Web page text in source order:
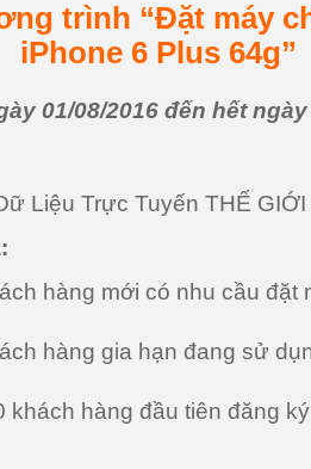
trình “Đặt máy
iPhone 6 Plus 64g”
01/08/2016 đến hết ngày
Liệu Trực Tuyến THẾ GIỚI
hàng mới có nhu cầu đặt
hàng gia hạn đang sử
khách hàng đầu tiên đăng